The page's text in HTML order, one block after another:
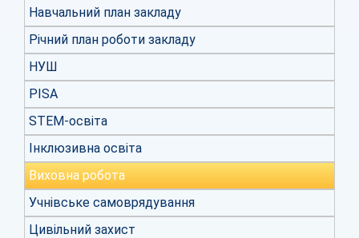
Навчальний план закладу
Річний план роботи закладу
НУШ
PISA
STEM-освіта
Інклюзивна освіта
Виховна робота
Учнівське самоврядування
Цивільний захист